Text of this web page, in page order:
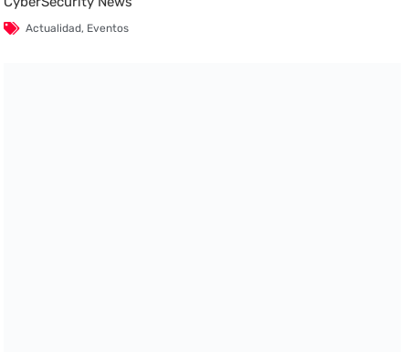
Actualidad, Eventos